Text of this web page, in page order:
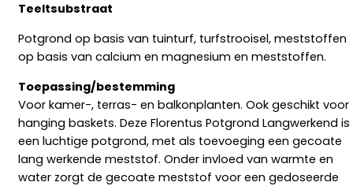
Teeltsubstraat
Potgrond op basis van tuinturf, turfstrooisel, meststoffen
op basis van calcium en magnesium en meststoffen.
Toepassing/bestemming
Voor kamer-, terras- en balkonplanten. Ook geschikt voor
hanging baskets. Deze Florentus Potgrond Langwerkend is
een luchtige potgrond, met als toevoeging een gecoate
lang werkende meststof. Onder invloed van warmte en
water zorgt de gecoate meststof voor een gedoseerde